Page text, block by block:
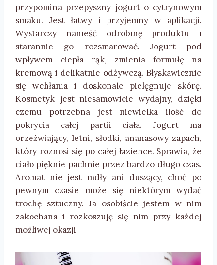
przypomina przepyszny jogurt o cytrynowym
smaku. Jest łatwy i przyjemny w aplikacji.
Wystarczy nanieść odrobinę produktu i
starannie go rozsmarować. Jogurt pod
wpływem ciepła rąk, zmienia formułę na
kremową i delikatnie odżywczą. Błyskawicznie
się wchłania i doskonale pielęgnuje skórę.
Kosmetyk jest niesamowicie wydajny, dzięki
czemu potrzebna jest niewielka ilość do
pokrycia całej partii ciała. Jogurt ma
orzeźwiający, letni, słodki, ananasowy zapach,
który roznosi się po całej łazience. Sprawia, że
ciało pięknie pachnie przez bardzo długo czas.
Aromat nie jest mdły ani duszący, choć po
pewnym czasie może się niektórym wydać
trochę sztuczny. Ja osobiście jestem w nim
zakochana i rozkoszuję się nim przy każdej
możliwej okazji.